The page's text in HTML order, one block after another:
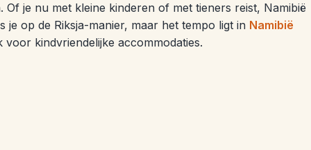
je nu met kleine kinderen of met tieners reist, Namibië
op de Riksja-manier, maar het tempo ligt in Namibië
kindvriendelijke accommodaties.